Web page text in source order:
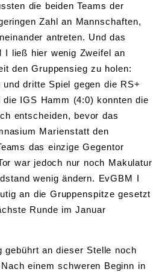
die beiden Teams der
Zahl an Mannschaften,
antreten. Und das
I ließ hier wenig Zweifel an
den Gruppensieg zu holen:
dritte Spiel gegen die RS+
IGS Hamm (4:0) konnten die
entscheiden, bevor das
Marienstatt den
das einzige Gegentor
war jedoch nur noch Makulatur
wenig ändern. EvGBM I
an die Gruppenspitze gesetzt
Runde im Januar
gebührt an dieser Stelle noch
einem schweren Beginn in